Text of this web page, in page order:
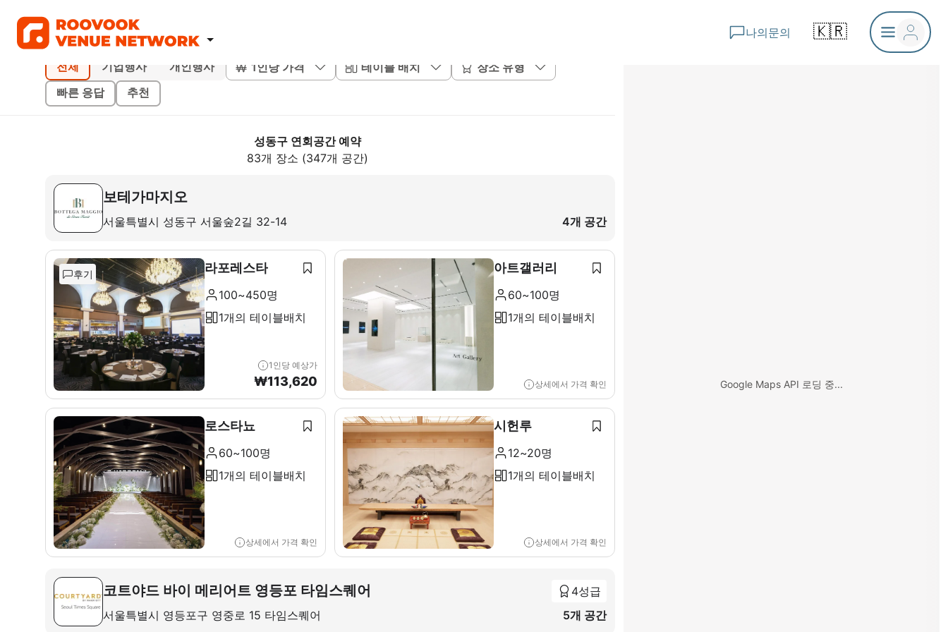
나의문의 🇰🇷
전체 기업행사 개인행사 1인당 가격 테이블 배치 장소 유형
빠른 응답 추천
성동구 연회공간 예약
83개 장소 (347개 공간)
보테가마지오
서울특별시 성동구 서울숲2길 32-14 4개 공간
후기 라포레스타
100~450명
1개의 테이블배치
1인당 예상가
₩113,620
아트갤러리
60~100명
1개의 테이블배치
상세에서 가격 확인
로스타뇨
60~100명
1개의 테이블배치
상세에서 가격 확인
시헌루
12~20명
1개의 테이블배치
상세에서 가격 확인
코트야드 바이 메리어트 영등포 타임스퀘어
서울특별시 영등포구 영중로 15 타임스퀘어
4성급
5개 공간
Google Maps API 로딩 중...